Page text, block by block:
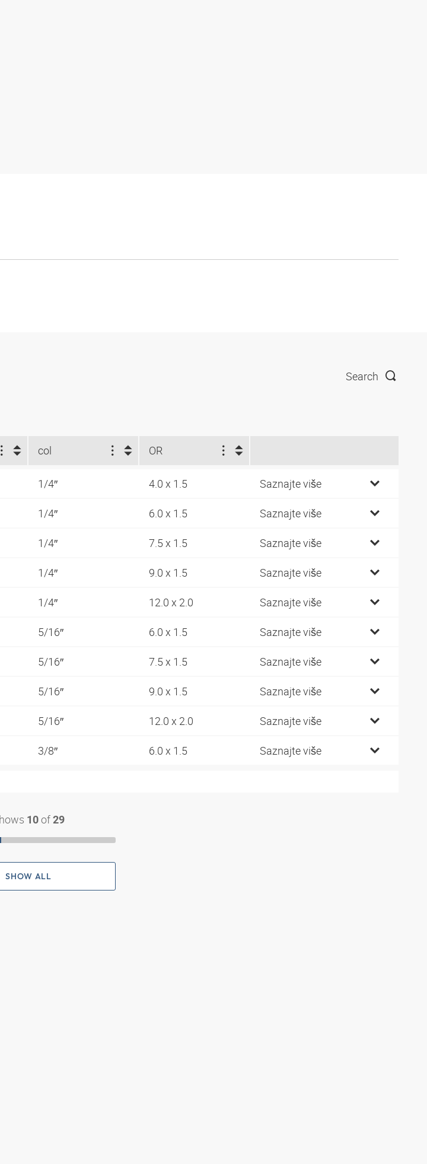
Search
col OR
1/4″ 4.0 x 1.5 Saznajte više
1/4″ 6.0 x 1.5 Saznajte više
1/4″ 7.5 x 1.5 Saznajte više
1/4″ 9.0 x 1.5 Saznajte više
1/4″ 12.0 x 2.0 Saznajte više
5/16″ 6.0 x 1.5 Saznajte više
5/16″ 7.5 x 1.5 Saznajte više
5/16″ 9.0 x 1.5 Saznajte više
5/16″ 12.0 x 2.0 Saznajte više
3/8″ 6.0 x 1.5 Saznajte više
10 of 29
SHOW ALL